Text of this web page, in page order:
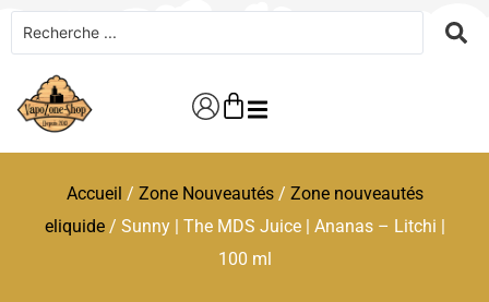
Accueil / Zone Nouveautés/ Zone nouveautés
eliquide/ Sunny | The MDS Juice | Ananas – Litchi |
100 ml